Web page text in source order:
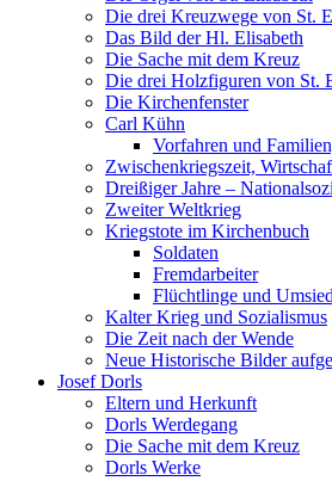
Die drei Kreuzwege von St.
Das Bild der Hl. Elisabeth
Die Sache mit dem Kreuz
Die drei Holzfiguren von St.
Die Kirchenfenster
Carl Kühn
Vorfahren und
Zwischenkriegszeit,
Dreißiger Jahre –
Zweiter Weltkrieg
Kriegstote im Kirchenbuch
Soldaten
Fremdarbeiter
Flüchtlinge und
Kalter Krieg und Sozialismus
Die Zeit nach der Wende
Neue Historische Bilder
Josef Dorls
Eltern und Herkunft
Dorls Werdegang
Die Sache mit dem Kreuz
Dorls Werke